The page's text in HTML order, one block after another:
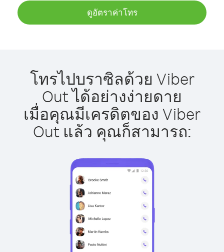
ดูอัตราค่าโทร
โทรไปบราซิลด้วย Viber
Out ได้อย่างง่ายดาย
เมื่อคุณมีเครดิตของ Viber
Out แล้ว คุณก็สามารถ: